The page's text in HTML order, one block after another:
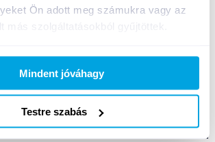
Ön adott meg számukra vagy az
Mindent jóváhagy
Testre szabás
adom Értesíts, ha olcsóbb!